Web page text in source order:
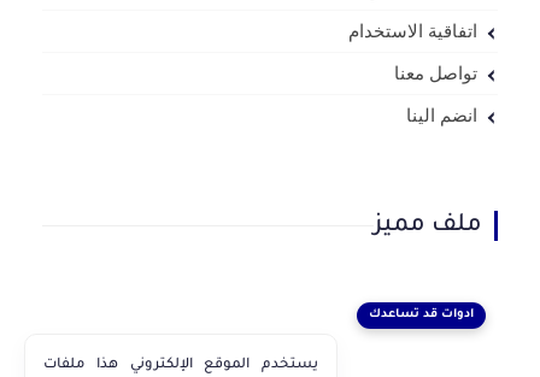
اتفاقية الاستخدام
تواصل معنا
انضم الينا
ملف مميز
ادوات قد تساعدك
يستخدم الموقع الإلكتروني هذا ملفات